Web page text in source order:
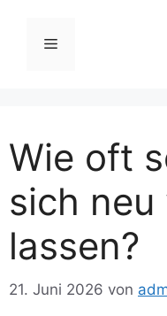
springen
Menü
Wie oft
sich neu
lassen?
21. Juni 2026 von